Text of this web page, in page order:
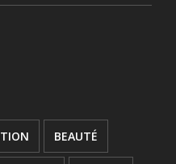
BEAUTÉ